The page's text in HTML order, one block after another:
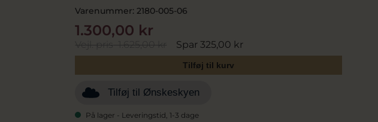
Varenummer: 2180-005-06
Vejl. pris1.625,00 kr Spar 325,00 kr
1.300,00 kr
Tilføj til kurv
Tilføj til Ønskeskyen
På lager - Leveringstid, 1-3 dage